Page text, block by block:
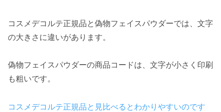
コスメデコルテ正規品と偽物フェイスパウダーでは、文字
の大きさに違いがあります。
偽物フェイスパウダーの商品コードは、文字が小さく印刷
も粗いです。
コスメデコルテ正規品と見比べるとわかりやすいのです